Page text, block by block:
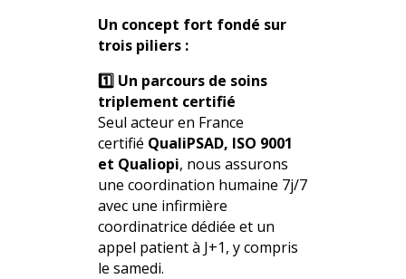
Un concept fort fondé sur
trois piliers :
1️⃣ Un parcours de soins
triplement certifié
Seul acteur en France
certifié QualiPSAD, ISO 9001
et Qualiopi, nous assurons
une coordination humaine 7j/7
avec une infirmière
coordinatrice dédiée et un
appel patient à J+1, y compris
le samedi.